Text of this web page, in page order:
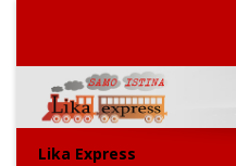
Lika Express